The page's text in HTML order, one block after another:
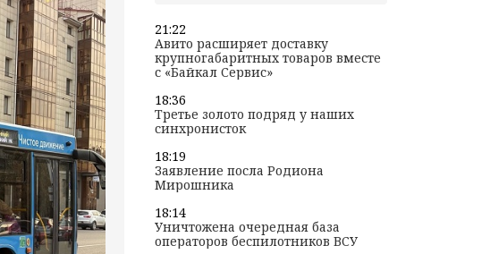
21:22
Авито расширяет доставку
крупногабаритных товаров вместе
с «Байкал Сервис»
18:36
Третье золото подряд у наших
синхронисток
18:19
Заявление посла Родиона
Мирошника
18:14
Уничтожена очередная база
операторов беспилотников ВСУ